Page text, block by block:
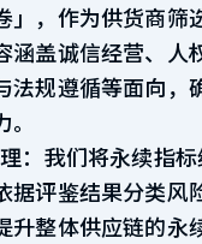
」，作为供货商筛
涵盖诚信经营、人
法规遵循等面向，
：我们将永续指
据评鉴结果分类风
升整体供应链的永